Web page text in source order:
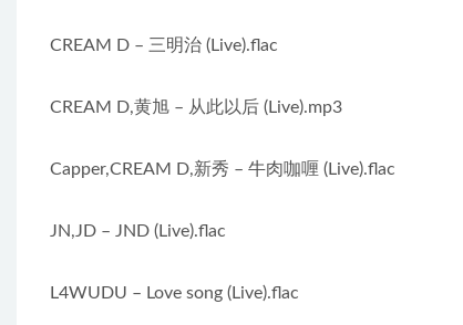
CREAM D – 三明治 (Live).flac
CREAM D,黄旭 – 从此以后 (Live).mp3
Capper,CREAM D,新秀 – 牛肉咖喱 (Live).flac
JN,JD – JND (Live).flac
L4WUDU – Love song (Live).flac